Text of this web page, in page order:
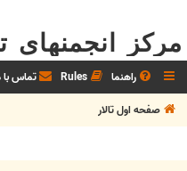
مرکز
راهنما Rules تماس با
صفحه اول تالار